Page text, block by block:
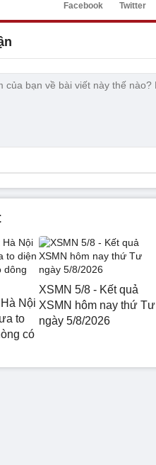
Facebook Twitter
Nội
to
có
XSMN 5/8 - Kết quả
XSMN hôm nay thứ Tư
ngày 5/8/2026